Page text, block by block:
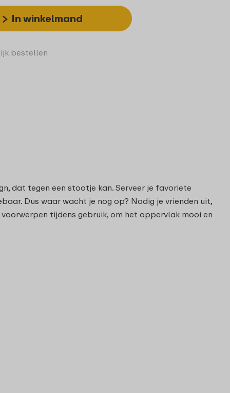
In winkelmand
bestellen
dat tegen een stootje kan. Serveer je favoriete
Dus waar wacht je nog op? Nodig je vrienden uit,
tijdens gebruik, om het oppervlak mooi en